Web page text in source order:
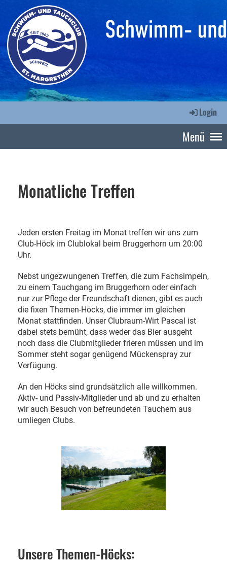
Login
Menü
Monatliche Treffen
Jeden ersten Freitag im Monat treffen wir uns zum
Club-Höck im Clublokal beim Bruggerhorn um 20:00
Uhr.
Nebst ungezwungenen Treffen, die zum Fachsimpeln,
zu einem Tauchgang im Bruggerhorn oder einfach
nur zur Pflege der Freundschaft dienen, gibt es auch
die fixen Themen-Höcks, die immer im gleichen
Monat stattfinden. Unser Clubraum-Wirt Pascal ist
dabei stets bemüht, dass weder das Bier ausgeht
noch dass die Clubmitglieder frieren müssen und im
Sommer steht sogar genügend Mückenspray zur
Verfügung.
An den Höcks sind grundsätzlich alle willkommen.
Aktiv- und Passiv-Mitglieder und ab und zu erhalten
wir auch Besuch von befreundeten Tauchern aus
umliegen Clubs.
Unsere Themen-Höcks: